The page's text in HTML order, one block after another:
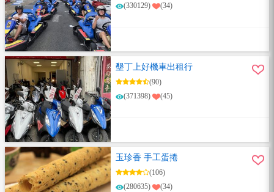
(330129)
(34)
墾丁上好機車出租行
(90)
(371398)
(45)
玉珍香 手工蛋捲
(106)
(280635)
(34)